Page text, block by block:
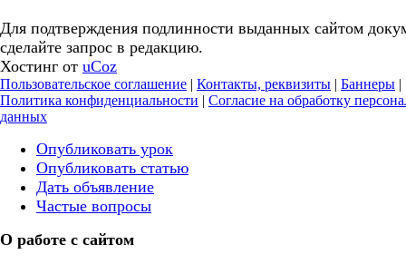
Для подтверждения подлинности выданных сайтом
сделайте запрос в редакцию.
Хостинг от uCoz
Пользовательское соглашение | Контакты, реквизиты | Баннеры |
Политика конфиденциальности | Согласие на обработку
данных
Опубликовать урок
Опубликовать статью
Дать объявление
Частые вопросы
О работе с сайтом